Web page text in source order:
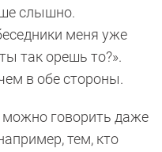
слышно.
меня уже
так орешь то?».
в обе стороны.
можно говорить даже
тем, кто